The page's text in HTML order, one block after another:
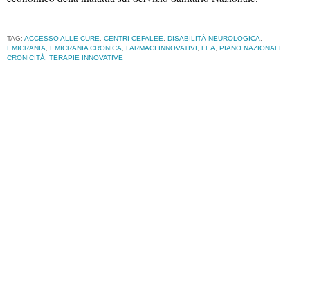
TAG: ACCESSO ALLE CURE CENTRI CEFALEE DISABILITÀ NEUROLOGICA
EMICRANIA
EMICRANIA CRONICA FARMACI INNOVATIVI LEA
PIANO NAZIONALE
CRONICITÀ
TERAPIE INNOVATIVE